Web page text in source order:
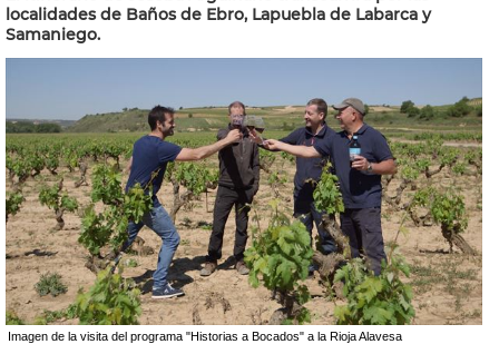
localidades de Baños de Ebro, Lapuebla de Labarca y
Samaniego.
Imagen de la visita del programa "Historias a Bocados" a la Rioja Alavesa